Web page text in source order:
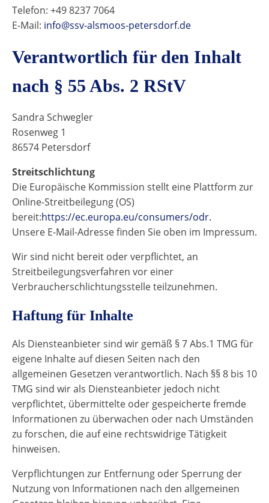
Telefon: +49 8237 7064
E-Mail: info@ssv-alsmoos-petersdorf.de
Verantwortlich für den Inhalt
nach § 55 Abs. 2 RStV
Sandra Schwegler
Rosenweg 1
86574 Petersdorf
Streitschlichtung
Die Europäische Kommission stellt eine Plattform zur
Online-Streitbeilegung (OS)
bereit:https://ec.europa.eu/consumers/odr.
Unsere E-Mail-Adresse finden Sie oben im Impressum.
Wir sind nicht bereit oder verpflichtet, an
Streitbeilegungsverfahren vor einer
Verbraucherschlichtungsstelle teilzunehmen.
Haftung für Inhalte
Als Diensteanbieter sind wir gemäß § 7 Abs.1 TMG für
eigene Inhalte auf diesen Seiten nach den
allgemeinen Gesetzen verantwortlich. Nach §§ 8 bis 10
TMG sind wir als Diensteanbieter jedoch nicht
verpflichtet, übermittelte oder gespeicherte fremde
Informationen zu überwachen oder nach Umständen
zu forschen, die auf eine rechtswidrige Tätigkeit
hinweisen.
Verpflichtungen zur Entfernung oder Sperrung der
Nutzung von Informationen nach den allgemeinen